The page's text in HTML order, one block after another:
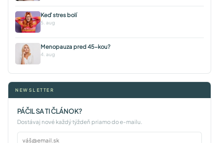
Keď stres bolí
5. aug
Menopauza pred 45-kou?
4. aug
NEWSLETTER
PÁČIL SA TI ČLÁNOK?
Dostávaj nové každý týždeň priamo do e-mailu.